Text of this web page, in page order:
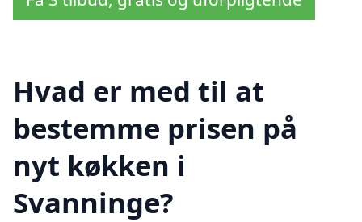
Hvad er med til at
bestemme prisen på
nyt køkken i
Svanninge?